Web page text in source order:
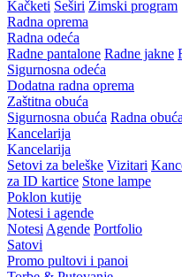
Kačketi Šeširi Zimski program
Radna oprema
Radna odeća
Radne pantalone Radne jakne
Sigurnosna odeća
Dodatna radna oprema
Zaštitna obuća
Sigurnosna obuća Radna obuća
Kancelarija
Kancelarija
Setovi za beleške Vizitari
za ID kartice Stone lampe
Poklon kutije
Notesi i agende
Notesi Agende Portfolio
Satovi
Promo pultovi i panoi